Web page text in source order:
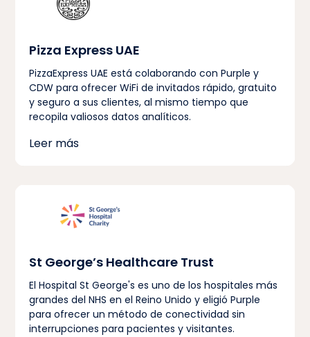
Pizza Express UAE
PizzaExpress UAE está colaborando con Purple y
CDW para ofrecer WiFi de invitados rápido, gratuito
y seguro a sus clientes, al mismo tiempo que
recopila valiosos datos analíticos.
Leer más
St George’s Healthcare Trust
El Hospital St George's es uno de los hospitales más
grandes del NHS en el Reino Unido y eligió Purple
para ofrecer un método de conectividad sin
interrupciones para pacientes y visitantes.